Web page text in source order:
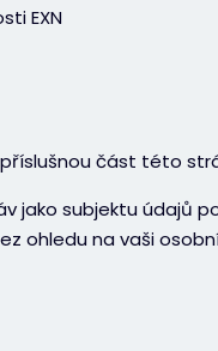
EXN
část této
jako subjektu údajů
ohledu na vaši